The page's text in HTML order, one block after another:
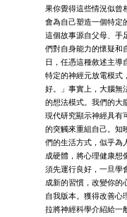
果你覺得這些情況似曾
會為自己塑造一個特定
這個故事源自父母、手
們對自身能力的懷疑和
日，任憑這種敘述主導
特定的神經元放電模式
好。」事實上，大腦無
的想法模式。我們的大
現代研究顯示神經具有
的突觸來重組自己。知
們的生活方式，似乎為
成硬體，將心理健康想
須先運行良好，一旦學
成新的習慣，改變你的
自我版本。獲得改善心
拉將神經科學介紹給一